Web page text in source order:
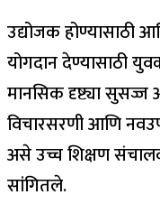
उद्योजक होण्यासाठी
योगदान देण्यासाठी
मानसिक दृष्ट्या सुसज्ज
विचारसरणी आणि
असे उच्च शिक्षण
सांगितले.